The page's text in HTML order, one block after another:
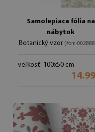
Samolepiaca fólia na
nábytok
Botanický vzor (#om-
veľkosť: 100x50 cm